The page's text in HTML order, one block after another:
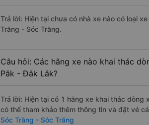
Trả lời: Hiện tại chưa có nhà xe nào có loại
Trăng - Sóc Trăng.
Câu hỏi: Các hãng xe nào khai thác
Pắk - Đắk Lắk?
Trả lời: Hiện tại có 1 hãng xe khai thác
có thể tham khảo thêm thông tin và đặt vé
Sóc Trăng - Sóc Trăng